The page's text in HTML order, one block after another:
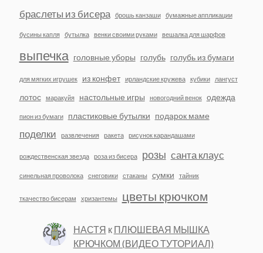
браслеты из бисера брошь канзаши бумажные аппликации
бусины капля бутылка венки своими руками вешалка для шарфов
выпечка головные уборы голубь голубь из бумаги
для мягких игрушек из конфет ирландские кружева кубики лангуст
лотос маракуйя настольные игры новогодний венок одежда
пион из бумаги пластиковые бутылки подарок маме
поделки развлечения ракета рисунок карандашами
рождественская звезда роза из бисера розы санта клаус
синельная проволока снеговики стаканы сумки тайник
ткачество бисерам хризантемы цветы крючком
НАСТЯ к ПЛЮШЕВАЯ МЫШКА
КРЮЧКОМ (ВИДЕО ТУТОРИАЛ)